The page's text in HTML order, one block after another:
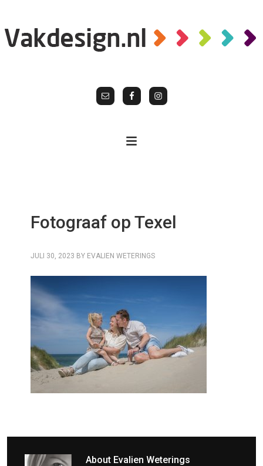
Fotograaf op Texel
JULI 30, 2023 BY EVALIEN WETERINGS
About Evalien Weterings